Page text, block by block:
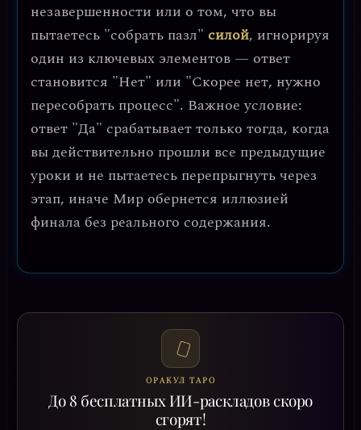
незавершенности или о том, что вы
пытаетесь "собрать пазл" силой, игнорируя
один из ключевых элементов — ответ
становится "Нет" или "Скорее нет, нужно
пересобрать процесс". Важное условие:
ответ "Да" срабатывает только тогда, когда
вы действительно прошли все предыдущие
уроки и не пытаетесь перепрыгнуть через
этап, иначе Мир обернется иллюзией
финала без реального содержания.
ОРАКУЛ ТАРО
До 8 бесплатных ИИ-раскладов скоро
сгорят!